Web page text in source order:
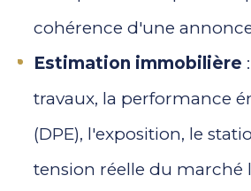
cohérence d'une
Estimation immobilière
travaux, la performance
(DPE), l'exposition, le
tension réelle du marché